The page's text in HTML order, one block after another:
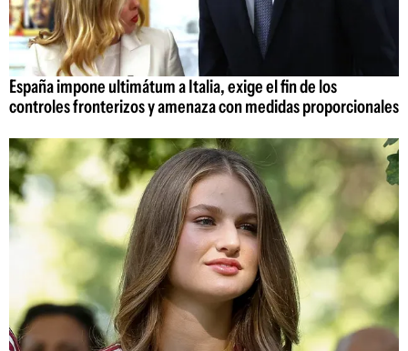
España impone ultimátum a Italia, exige el fin de los
controles fronterizos y amenaza con medidas proporcionales